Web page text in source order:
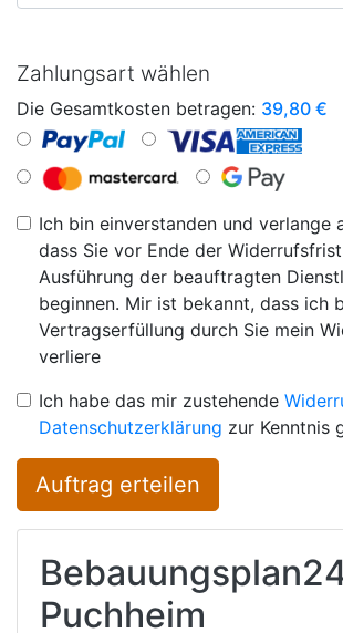
Zahlungsart wählen
Die Gesamtkosten betragen: 39,80 €
Ich bin einverstanden und verlange
dass Sie vor Ende der
Ausführung der beauftragten
beginnen. Mir ist bekannt, dass ich
Vertragserfüllung durch Sie mein
verliere
Ich habe das mir zustehende
Datenschutzerklärung zur Kenntnis
Auftrag erteilen
Puchheim